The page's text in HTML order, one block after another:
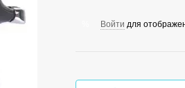
Войти для